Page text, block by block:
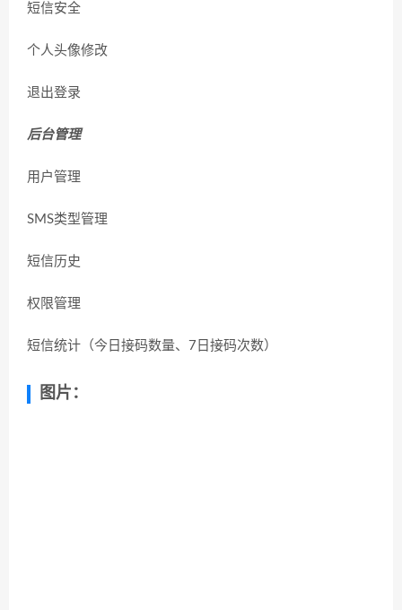
短信安全
个人头像修改
退出登录
后台管理
用户管理
SMS类型管理
短信历史
权限管理
短信统计（今日接码数量、7日接码次数）
图片：